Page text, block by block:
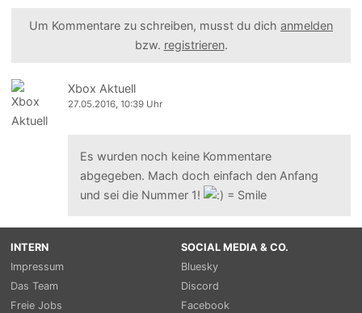
Um Kommentare zu schreiben, musst du dich anmelden
bzw. registrieren.
Xbox Aktuell
27.05.2016, 10:39 Uhr
Es wurden noch keine Kommentare
abgegeben. Mach doch einfach den Anfang
und sei die Nummer 1!
INTERN
Impressum
Das Team
Freie Jobs
SOCIAL MEDIA & CO.
Bluesky
Discord
Facebook